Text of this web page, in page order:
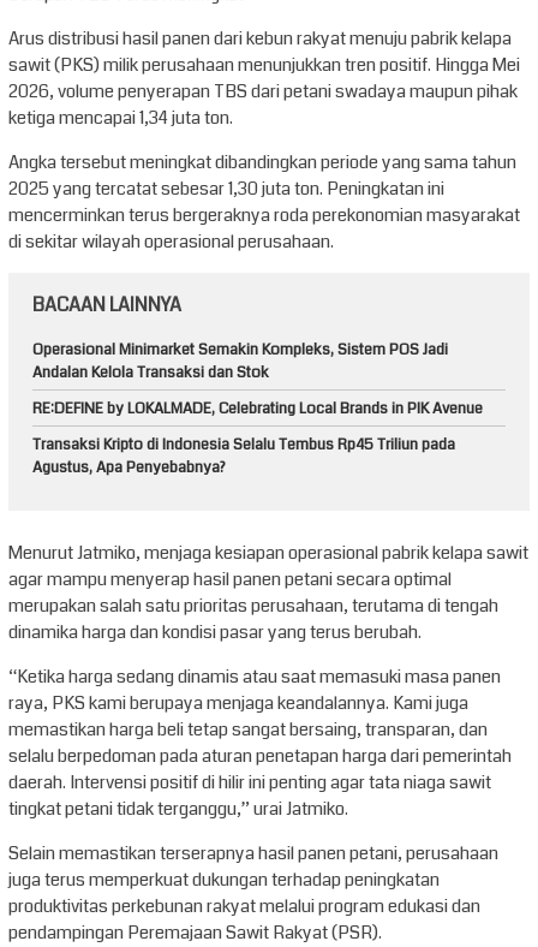
Arus distribusi hasil panen dari kebun rakyat menuju pabrik kelapa
sawit (PKS) milik perusahaan menunjukkan tren positif. Hingga Mei
2026, volume penyerapan TBS dari petani swadaya maupun pihak
ketiga mencapai 1,34 juta ton.
Angka tersebut meningkat dibandingkan periode yang sama tahun
2025 yang tercatat sebesar 1,30 juta ton. Peningkatan ini
mencerminkan terus bergeraknya roda perekonomian masyarakat
di sekitar wilayah operasional perusahaan.
BACAAN LAINNYA
Operasional Minimarket Semakin Kompleks, Sistem POS Jadi
Andalan Kelola Transaksi dan Stok
RE:DEFINE by LOKALMADE, Celebrating Local Brands in PIK Avenue
Transaksi Kripto di Indonesia Selalu Tembus Rp45 Triliun pada
Agustus, Apa Penyebabnya?
Menurut Jatmiko, menjaga kesiapan operasional pabrik kelapa sawit
agar mampu menyerap hasil panen petani secara optimal
merupakan salah satu prioritas perusahaan, terutama di tengah
dinamika harga dan kondisi pasar yang terus berubah.
“Ketika harga sedang dinamis atau saat memasuki masa panen
raya, PKS kami berupaya menjaga keandalannya. Kami juga
memastikan harga beli tetap sangat bersaing, transparan, dan
selalu berpedoman pada aturan penetapan harga dari pemerintah
daerah. Intervensi positif di hilir ini penting agar tata niaga sawit
tingkat petani tidak terganggu,” urai Jatmiko.
Selain memastikan terserapnya hasil panen petani, perusahaan
juga terus memperkuat dukungan terhadap peningkatan
produktivitas perkebunan rakyat melalui program edukasi dan
pendampingan Peremajaan Sawit Rakyat (PSR).